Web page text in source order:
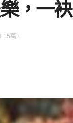
樂，一
萬+